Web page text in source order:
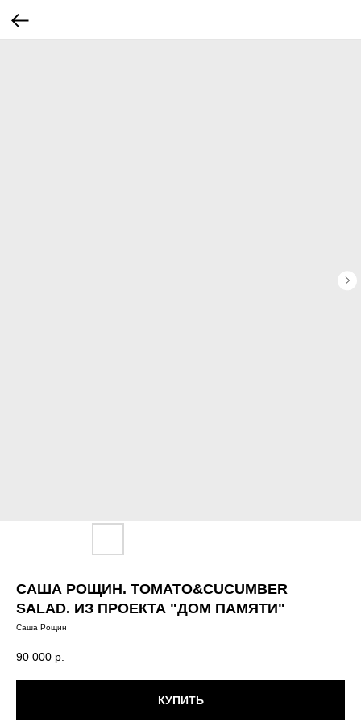
САША РОЩИН. TOMATO&CUCUMBER
SALAD. ИЗ ПРОЕКТА "ДОМ ПАМЯТИ"
Саша Рощин
90 000 р.
КУПИТЬ